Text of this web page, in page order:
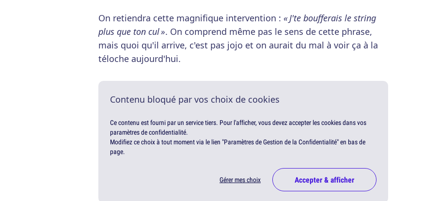
On retiendra cette magnifique intervention : « J'te boufferais le string
plus que ton cul ». On comprend même pas le sens de cette phrase,
mais quoi qu'il arrive, c'est pas jojo et on aurait du mal à voir ça à la
téloche aujourd'hui.
Contenu bloqué par vos choix de cookies
Ce contenu est fourni par un service tiers. Pour l'afficher, vous devez accepter les cookies dans vos
paramètres de confidentialité.
Modifiez ce choix à tout moment via le lien "Paramètres de Gestion de la Confidentialité" en bas de
page.
Gérer mes choix Accepter & afficher